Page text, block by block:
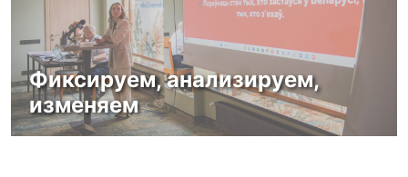
Фиксируем, анализируем,
изменяем